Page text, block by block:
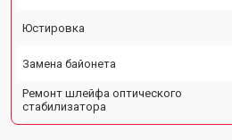
Юстировка
Замена байонета
Ремонт шлейфа оптического
стабилизатора